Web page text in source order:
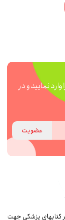
نمایید و در
عضویت
هدف توسعه و نشر کتابهای پزشکی جهت